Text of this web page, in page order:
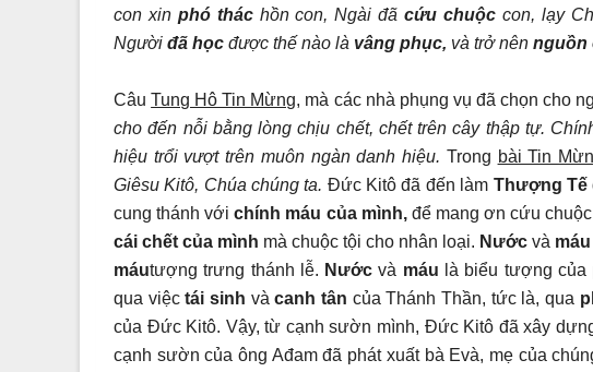
con xin phó tháchồn con, Ngài đãcứu chuộc con, lạy
Người đã học được thế nào là vâng phục, và trở nên nguồn
CâuTung Hô Tin Mừng, mà các nhà phụng vụ đã chọn cho
cho đến nỗi bằng lòng chịu chết, chết trên cây thập tự.
hiệu trổi vượt trên muôn ngàn danh hiệu. Trong bài Tin
Giêsu Kitô, Chúa chúng ta. Đức Kitô đã đến làm Thượng Tế
cung thánh vớichính máu của mình,để mang ơn cứu
cái chết của mình mà chuộc tội cho nhân loại. Nước và máu
máutượng trưng thánh lễ. Nước và máu là biểu tượng của
qua việctái sinh vàcanh tân của Thánh Thần, tức là, qua
của Đức Kitô. Vậy, từ cạnh sườn mình, Đức Kitô đã xây
cạnh sườn của ông Ađam đã phát xuất bà Evà, mẹ của